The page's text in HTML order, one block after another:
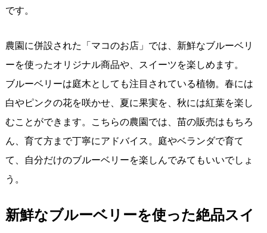
です。
農園に併設された「マコのお店」では、新鮮なブルーベリ
ーを使ったオリジナル商品や、スイーツを楽しめます。
ブルーベリーは庭木としても注目されている植物。春には
白やピンクの花を咲かせ、夏に果実を、秋には紅葉を楽し
むことができます。こちらの農園では、苗の販売はもちろ
ん、育て方まで丁寧にアドバイス。庭やベランダで育て
て、自分だけのブルーベリーを楽しんでみてもいいでしょ
う。
新鮮なブルーベリーを使った絶品スイ